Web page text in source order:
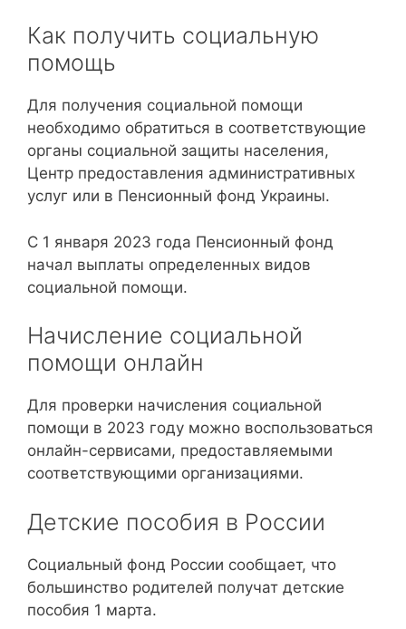
Как получить социальную
помощь
Для получения социальной помощи
необходимо обратиться в соответствующие
органы социальной защиты населения,
Центр предоставления административных
услуг или в Пенсионный фонд Украины.
С 1 января 2023 года Пенсионный фонд
начал выплаты определенных видов
социальной помощи.
Начисление социальной
помощи онлайн
Для проверки начисления социальной
помощи в 2023 году можно воспользоваться
онлайн-сервисами, предоставляемыми
соответствующими организациями.
Детские пособия в России
Социальный фонд России сообщает, что
большинство родителей получат детские
пособия 1 марта.